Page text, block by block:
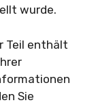
wurde.
Teil enthält
Sie